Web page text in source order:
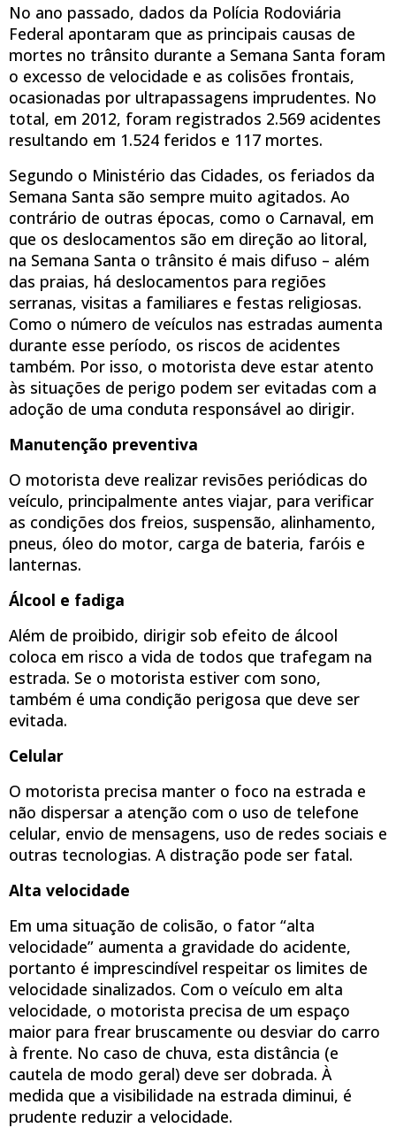
No ano passado, dados da Polícia Rodoviária
Federal apontaram que as principais causas de
mortes no trânsito durante a Semana Santa foram
o excesso de velocidade e as colisões frontais,
ocasionadas por ultrapassagens imprudentes. No
total, em 2012, foram registrados 2.569 acidentes
resultando em 1.524 feridos e 117 mortes.
Segundo o Ministério das Cidades, os feriados da
Semana Santa são sempre muito agitados. Ao
contrário de outras épocas, como o Carnaval, em
que os deslocamentos são em direção ao litoral,
na Semana Santa o trânsito é mais difuso – além
das praias, há deslocamentos para regiões
serranas, visitas a familiares e festas religiosas.
Como o número de veículos nas estradas aumenta
durante esse período, os riscos de acidentes
também. Por isso, o motorista deve estar atento
às situações de perigo podem ser evitadas com a
adoção de uma conduta responsável ao dirigir.
Manutenção preventiva
O motorista deve realizar revisões periódicas do
veículo, principalmente antes viajar, para verificar
as condições dos freios, suspensão, alinhamento,
pneus, óleo do motor, carga de bateria, faróis e
lanternas.
Álcool e fadiga
Além de proibido, dirigir sob efeito de álcool
coloca em risco a vida de todos que trafegam na
estrada. Se o motorista estiver com sono,
também é uma condição perigosa que deve ser
evitada.
Celular
O motorista precisa manter o foco na estrada e
não dispersar a atenção com o uso de telefone
celular, envio de mensagens, uso de redes sociais e
outras tecnologias. A distração pode ser fatal.
Alta velocidade
Em uma situação de colisão, o fator “alta
velocidade” aumenta a gravidade do acidente,
portanto é imprescindível respeitar os limites de
velocidade sinalizados. Com o veículo em alta
velocidade, o motorista precisa de um espaço
maior para frear bruscamente ou desviar do carro
à frente. No caso de chuva, esta distância (e
cautela de modo geral) deve ser dobrada. À
medida que a visibilidade na estrada diminui, é
prudente reduzir a velocidade.